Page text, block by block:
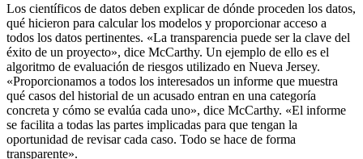
Los científicos de datos deben explicar de dónde proceden los datos,
qué hicieron para calcular los modelos y proporcionar acceso a
todos los datos pertinentes. «La transparencia puede ser la clave del
éxito de un proyecto», dice McCarthy. Un ejemplo de ello es el
algoritmo de evaluación de riesgos utilizado en Nueva Jersey.
«Proporcionamos a todos los interesados un informe que muestra
qué casos del historial de un acusado entran en una categoría
concreta y cómo se evalúa cada uno», dice McCarthy. «El informe
se facilita a todas las partes implicadas para que tengan la
oportunidad de revisar cada caso. Todo se hace de forma
transparente».